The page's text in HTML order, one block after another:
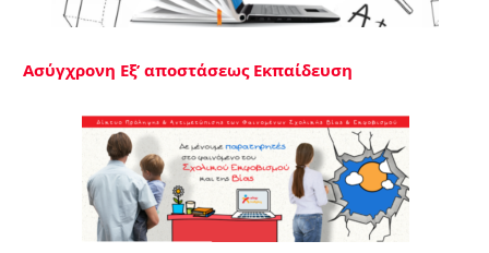
Ασύγχρονη Εξ’ αποστάσεως Εκπαίδευση